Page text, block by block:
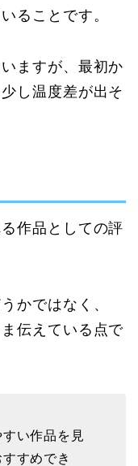
ることです。
ますが、最初か
し温度差が出そ
作品としての評
かではなく、
伝えている点で
い作品を見
すめでき